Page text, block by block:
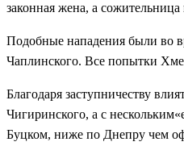
законная жена, а
Подобные нападения были во
Чаплинского. Все попытки
Благодаря заступничеству
Чигиринского, а с
Буцком, ниже по Днепру чем